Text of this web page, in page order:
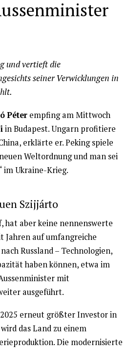
und vertieft die
seiner Verwicklungen in
Péterempfing am Mittwoch
in Budapest. Ungarn profitiere
erklärte er. Peking spiele
Weltordnung und man sei
im Ukraine-Krieg.
Szijjárto
aber keine nennenswerte
Jahren auf umfangreiche
Russland – Technologien,
haben können, etwa im
mit
ausgeführt.
erneut größter Investor in
das Land zu einem
Die modernisierte